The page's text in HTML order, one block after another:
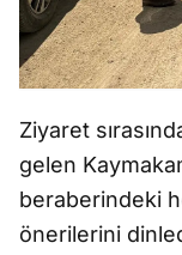
Ziyaret
gelen
beraberindeki
önerilerini